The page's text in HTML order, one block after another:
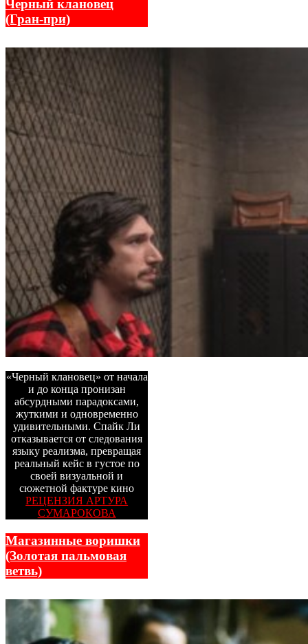
Черный клановец
(Гран-при)
«Черный клановец» от начала
и до конца пронизан
абсурдными парадоксами,
жуткими и одновременно
удивительными. Спайк Ли
отказывается от следования
языку реализма, превращая
реальный кейс в густое по
своей визуальной и
сюжетной фактуре кино
РЕЦЕНЗИЯ АРТУРА
СУМАРОКОВА
Магазинные воришки
(Золотая пальмовая
ветвь)